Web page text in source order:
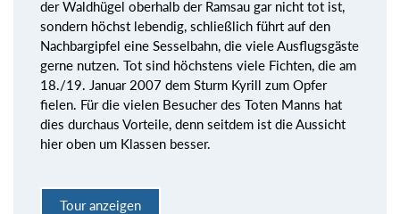
der Waldhügel oberhalb der Ramsau gar nicht tot ist,
sondern höchst lebendig, schließlich führt auf den
Nachbargipfel eine Sesselbahn, die viele Ausflugsgäste
gerne nutzen. Tot sind höchstens viele Fichten, die am
18./19. Januar 2007 dem Sturm Kyrill zum Opfer
fielen. Für die vielen Besucher des Toten Manns hat
dies durchaus Vorteile, denn seitdem ist die Aussicht
hier oben um Klassen besser.
Tour anzeigen